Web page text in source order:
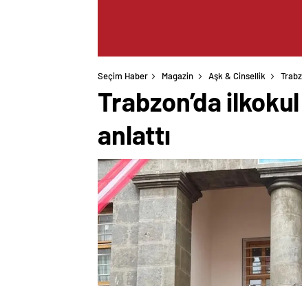
Seçim Haber Magazin Aşk & Cinsellik
Trabzon’da
anlattı